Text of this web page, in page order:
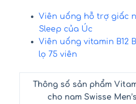
Viên uống hỗ trợ giấc
Sleep của Úc
Viên uống vitamin B12
lọ 75 viên
Thông số sản phẩm
cho nam Swisse